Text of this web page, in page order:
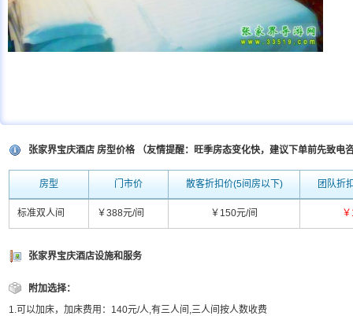
张家界宝庆酒店 房型价格 （友情提醒：旺季房态变化快，建议下单前先致电
房型 门市价 散客折扣价(5间房以下) 团队折
标准双人间 ￥388元/间 ￥150元/间
张家界宝庆酒店设施和服务
附加选择：
1.可以加床，加床费用：140元/人,有三人间,三人间按人数收费